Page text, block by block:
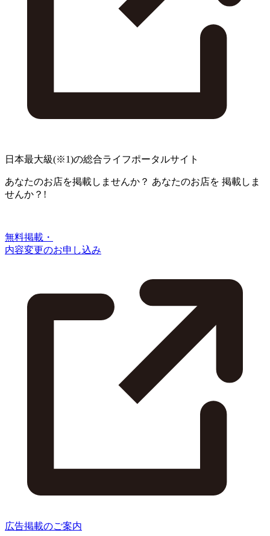
日本最大級(※1)の総合ライフポータルサイト
あなたのお店を掲載しませんか？ あなたのお店を 掲載しま
せんか？!
無料掲載・
内容変更のお申し込み
広告掲載のご案内